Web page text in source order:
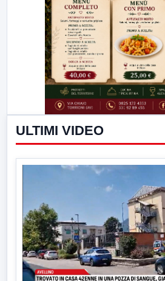
ULTIMI VIDEO